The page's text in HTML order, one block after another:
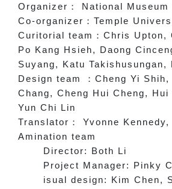
Organizer ：
National
Co-organizer ： Temple
Curitorial team ： Chris Upton,
Po Kang Hsieh, Daong
Suyang, Katu Takishusungan,
Design team
： Cheng Yi
Chang, Cheng Hui Cheng, Hui
Yun Chi Lin
Translator ：
Yvonne
Amination team
Director: Both Li
Project Manager: Pinky
isual design: Kim Chen,